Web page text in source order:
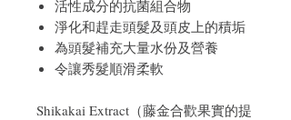
活性成分的抗菌組合物
淨化和趕走頭髮及頭皮上的積垢
為頭髮補充大量水份及營養
令讓秀髮順滑柔軟
Shikakai Extract（藤金合歡果實的提